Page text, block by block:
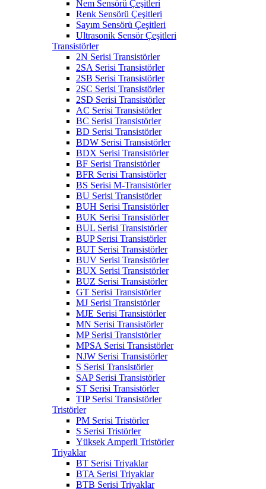
Nem Sensörü Çeşitleri
Renk Sensörü Çeşitleri
Sayım Sensörü Çeşitleri
Ultrasonik Sensör Çeşitleri
Transistörler
2N Serisi Transistörler
2SA Serisi Transistörler
2SB Serisi Transistörler
2SC Serisi Transistörler
2SD Serisi Transistörler
AC Serisi Transistörler
BC Serisi Transistörler
BD Serisi Transistörler
BDW Serisi Transistörler
BDX Serisi Transistörler
BF Serisi Transistörler
BFR Serisi Transistörler
BS Serisi M-Transistörler
BU Serisi Transistörler
BUH Serisi Transistörler
BUK Serisi Transistörler
BUL Serisi Transistörler
BUP Serisi Transistörler
BUT Serisi Transistörler
BUV Serisi Transistörler
BUX Serisi Transistörler
BUZ Serisi Transistörler
GT Serisi Transistörler
MJ Serisi Transistörler
MJE Serisi Transistörler
MN Serisi Transistörler
MP Serisi Transistörler
MPSA Serisi Transistörler
NJW Serisi Transistörler
S Serisi Transistörler
SAP Serisi Transistörler
ST Serisi Transistörler
TIP Serisi Transistörler
Tristörler
PM Serisi Tristörler
S Serisi Tristörler
Yüksek Amperli Tristörler
Triyaklar
BT Serisi Triyaklar
BTA Serisi Triyaklar
BTB Serisi Triyaklar